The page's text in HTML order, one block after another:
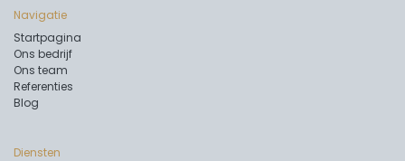
Navigatie
Startpagina
Ons bedrijf
Ons team
Referenties
Blog
Diensten